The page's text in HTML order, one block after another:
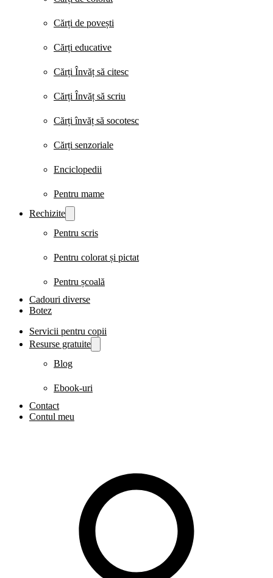
Cărți de povești
Cărți educative
Cărți Învăț să citesc
Cărți Învăț să scriu
Cărți învăț să socotesc
Cărți senzoriale
Enciclopedii
Pentru mame
Rechizite
Pentru scris
Pentru colorat și pictat
Pentru școală
Cadouri diverse
Botez
Servicii pentru copii
Resurse gratuite
Blog
Ebook-uri
Contact
Contul meu